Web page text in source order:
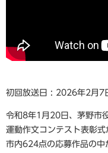
初回放送日 : 2026年2月7
令和8年1月20日、茅野市
運動作文コンテスト表彰式
市内624点の応募作品の中